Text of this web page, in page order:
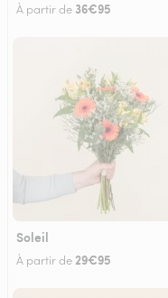
À partir de 36€95
Soleil
À partir de29€95